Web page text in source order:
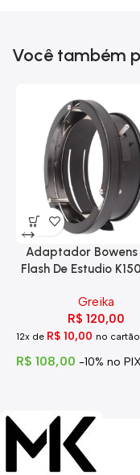
Você também
Adaptador Bowens
Flash De Estudio
Greika
R$ 120,00
12x de R$ 10,00 no cartão
R$ 108,00 -10% no PIX